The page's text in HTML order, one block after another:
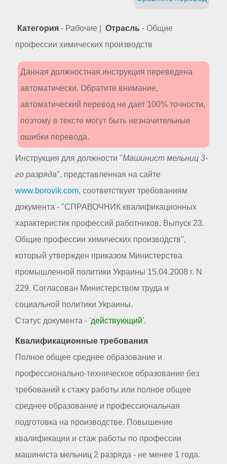
Категория - Рабочие | Отрасль - Общие
профессии химических производств
Данная должностная инструкция переведена
автоматически. Обратите внимание,
автоматический перевод не дает 100% точности,
поэтому в тексте могут быть незначительные
ошибки перевода.
Инструкция для должности "Машинист мельниц 3-
го разряда", представленная на сайте
www.borovik.com, соответствует требованиям
документа - "СПРАВОЧНИК квалификационных
характеристик профессий работников. Выпуск 23.
Общие профессии химических производств",
который утвержден приказом Министерства
промышленной политики Украины 15.04.2008 г. N
229. Согласован Министерством труда и
социальной политики Украины.
Статус документа - 'действующий'.
Квалификационные требования
Полное общее среднее образование и
профессионально-техническое образование без
требований к стажу работы или полное общее
среднее образование и профессиональная
подготовка на производстве. Повышение
квалификации и стаж работы по профессии
машиниста мельниц 2 разряда - не менее 1 года.